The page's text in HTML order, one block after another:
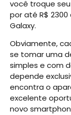
você troque
por até R$
Galaxy.
Obviamente,
se tomar uma
simples e com
depende
encontra o
excelente
novo